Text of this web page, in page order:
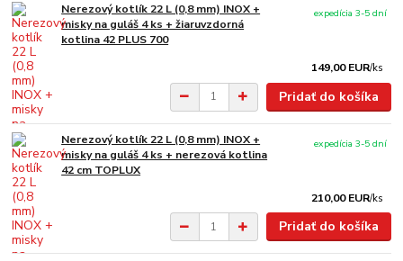
Nerezový kotlík 22 L (0,8 mm) INOX +
misky na guláš 4 ks + žiaruvzdorná
kotlina 42 PLUS 700
149,00 EUR/ks
expedícia 3-5 dní
Pridať do košíka
Nerezový kotlík 22 L (0,8 mm) INOX +
misky na guláš 4 ks + nerezová kotlina
42 cm TOPLUX
210,00 EUR/ks
expedícia 3-5 dní
Pridať do košíka